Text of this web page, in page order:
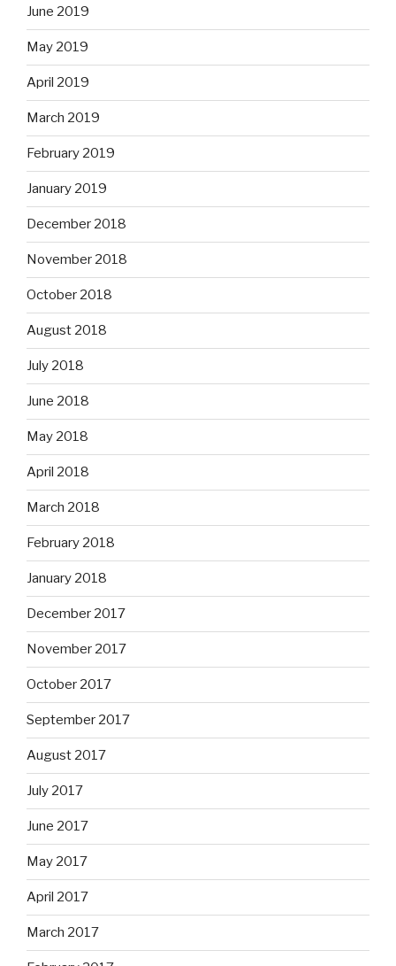
June 2019
May 2019
April 2019
March 2019
February 2019
January 2019
December 2018
November 2018
October 2018
August 2018
July 2018
June 2018
May 2018
April 2018
March 2018
February 2018
January 2018
December 2017
November 2017
October 2017
September 2017
August 2017
July 2017
June 2017
May 2017
April 2017
March 2017